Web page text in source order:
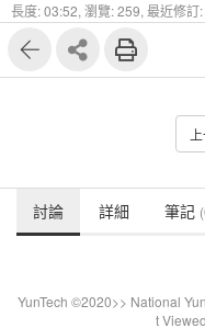
長度: 03:52, 瀏覽: 259, 最近修訂
討論 詳細 筆記
YunTech ©2020>> National
t